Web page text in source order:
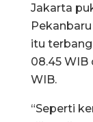
Jakarta
itu
08.45 WIB
WIB.
“Seperti